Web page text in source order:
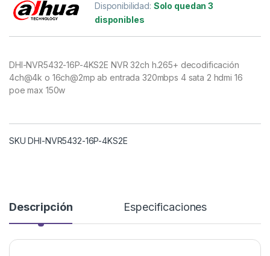
Disponibilidad: Solo quedan 3
disponibles
DHI-NVR5432-16P-4KS2E NVR 32ch h.265+ decodificación
4ch@4k o 16ch@2mp ab entrada 320mbps 4 sata 2 hdmi 16
poe max 150w
SKU DHI-NVR5432-16P-4KS2E
Descripción Especificaciones